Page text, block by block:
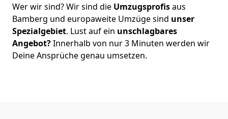
Wer wir sind? Wir sind die Umzugsprofisaus
Bamberg und europaweite Umzüge sind unser
Spezialgebiet. Lust auf ein unschlagbares
Angebot?Innerhalb von nur3 Minuten werden wir
Deine Ansprüche genau umsetzen.